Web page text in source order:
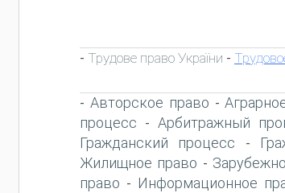
- Трудове право України -
- Авторское право -
процесс - Арбитражный
Гражданский процесс -
Жилищное право -
право - Информационное